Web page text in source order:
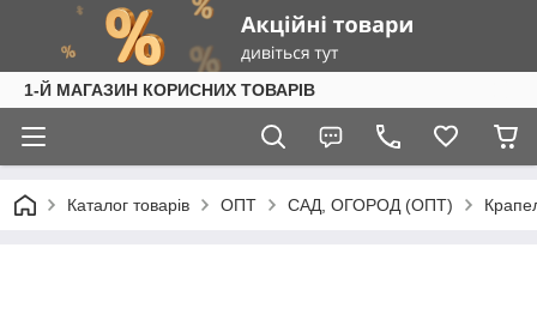
1-Й МАГАЗИН КОРИСНИХ ТОВАРІВ
Каталог товарів ОПТ САД, ОГОРОД (ОПТ)